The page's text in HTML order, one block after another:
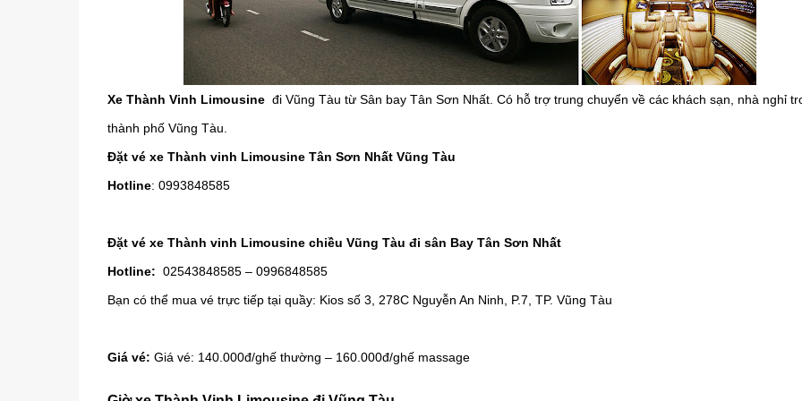
Xe Thành Vinh Limousine đi Vũng Tàu từ Sân bay Tân Sơn Nhất. Có hỗ trợ trung chuyển về các khách sạn, nhà nghỉ
thành phố Vũng Tàu.
Đặt vé xe Thành vinh Limousine Tân Sơn Nhất Vũng Tàu
Hotline: 0993848585
Đặt vé xe Thành vinh Limousine chiều Vũng Tàu đi sân Bay Tân Sơn Nhất
Hotline: 02543848585 – 0996848585
Bạn có thể mua vé trực tiếp tại quầy: Kios số 3, 278C Nguyễn An Ninh, P.7, TP. Vũng Tàu
Giá vé: Giá vé: 140.000đ/ghế thường – 160.000đ/ghế massage